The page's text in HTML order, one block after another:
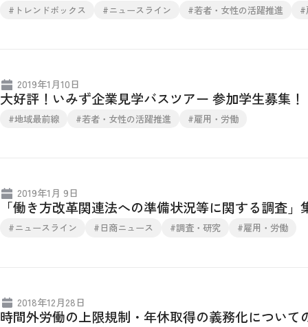
#トレンドボックス #ニュースライン #若者・女性の活躍推進 #
2019年1月10日
大好評！いみず企業見学バスツアー 参加学生募集
#地域最前線 #若者・女性の活躍推進 #雇用・労働
2019年1月 9日
「働き方改革関連法への準備状況等に関する調査」
#ニュースライン #日商ニュース #調査・研究 #雇用・労働
2018年12月28日
時間外労働の上限規制・年休取得の義務化につい